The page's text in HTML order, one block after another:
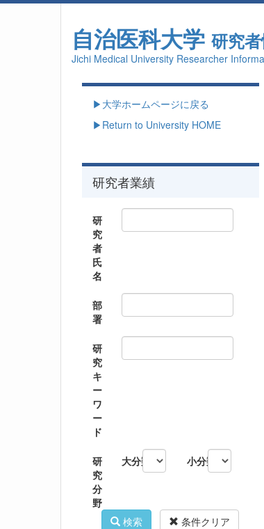
自治医科大学 研究
Jichi Medical University Researcher
▶大学ホームページに戻る
▶Return to University HOME
研究者業績
研
究
者
氏
名
部
署
研
究
キ
ー
ワ
ー
ド
研
究
分
野
大分類 小分類
検索 条件クリア